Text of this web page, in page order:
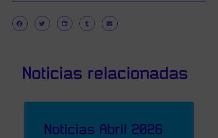
Noticias relacionadas
Noticias Abril 2026